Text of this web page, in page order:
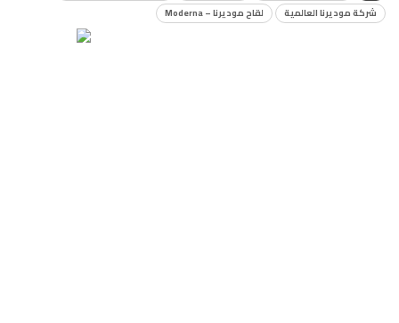
شركة موديرنا العالمية
لقاح موديرنا – Moderna